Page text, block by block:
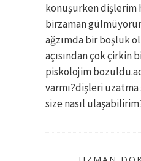
konuşurken dişlerim
birzaman
ağzımda bir boşluk
açısından çok çirkin
piskolojim
varmı?dişleri uzatma
size nasıl